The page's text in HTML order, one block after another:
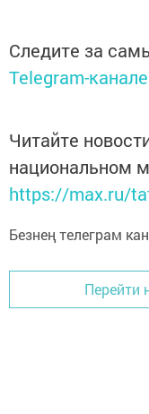
Следите за
Telegram-канале
Читайте
национальном
https://max.ru/
Безнең телеграм
Перейти